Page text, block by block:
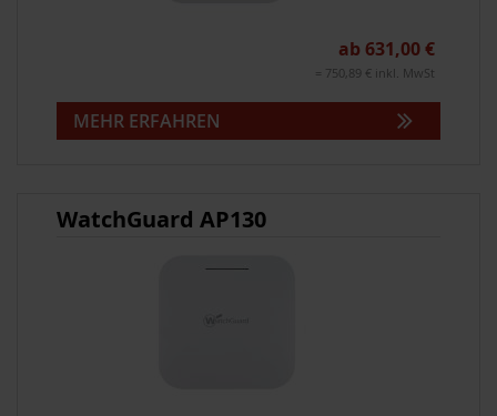
ab 631,00 €
= 750,89 € inkl. MwSt
MEHR ERFAHREN
WatchGuard AP130